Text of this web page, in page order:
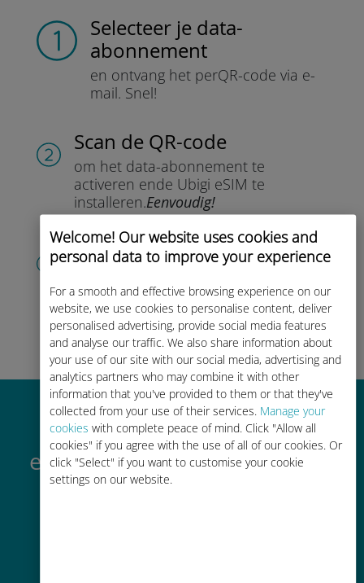
Welcome! Our website uses cookies and
personal data to improve your experience
For a smooth and effective browsing experience on our
website, we use cookies to personalise content, deliver
personalised advertising, provide social media features
and analyse our traffic. We also share information about
your use of our site with our social media, advertising and
analytics partners who may combine it with other
information that you've provided to them or that they've
collected from your use of their services. Manage your
cookies with complete peace of mind. Click "Allow all
cookies" if you agree with the use of all of our cookies. Or
click "Select" if you want to customise your cookie
settings on our website.
Selecteer je data-
abonnement
en ontvang het perQR-code via e-
mail. Snel!
Scan de QR-code
om het data-abonnement te
activeren ende Ubigi eSIM te
installeren.Eenvoudig!
Maak je account aan
gebruiken, uw saldo te controleren en
onderweg op te waarderen. Geniet
ervan!
Waarom de internationale
eSIM van Ubigi zo geweldig is